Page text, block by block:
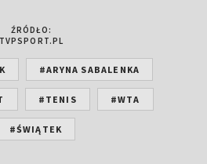
ŹRÓDŁO:
TVPSPORT.PL
#ARYNA SABALENKA
#TENIS #WTA
#ŚWIĄTEK